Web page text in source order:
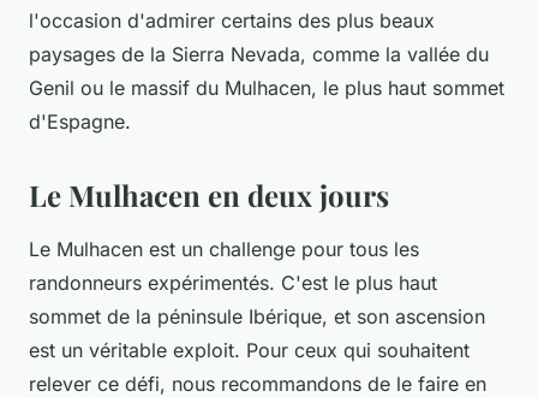
l'occasion d'admirer certains des plus beaux
paysages de la Sierra Nevada, comme la vallée du
Genil ou le massif du Mulhacen, le plus haut sommet
d'Espagne.
Le Mulhacen en deux jours
Le Mulhacen est un challenge pour tous les
randonneurs expérimentés. C'est le plus haut
sommet de la péninsule Ibérique, et son ascension
est un véritable exploit. Pour ceux qui souhaitent
relever ce défi, nous recommandons de le faire en